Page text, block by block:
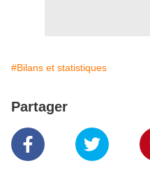
#Bilans et statistiques
Partager